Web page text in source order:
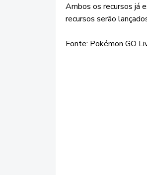
Ambos os recursos já
recursos serão
Fonte: Pokémon GO